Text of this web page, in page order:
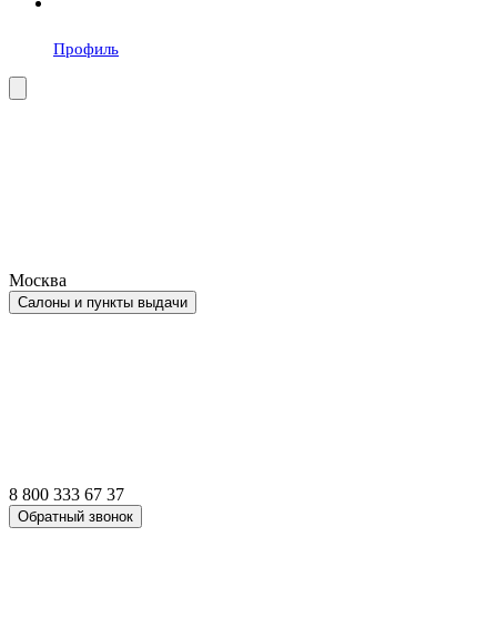
Профиль
Москва
Салоны и пункты выдачи
8 800 333 67 37
Обратный звонок